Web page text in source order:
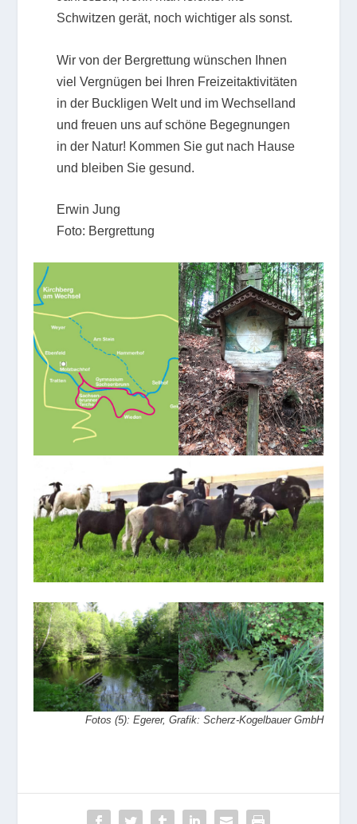
Schwitzen gerät, noch wichtiger als sonst.
Wir von der Bergrettung wünschen Ihnen
viel Vergnügen bei Ihren Freizeitaktivitäten
in der Buckligen Welt und im Wechselland
und freuen uns auf schöne Begegnungen
in der Natur! Kommen Sie gut nach Hause
und bleiben Sie gesund.
Erwin Jung
Foto: Bergrettung
Fotos (5): Egerer, Grafik: Scherz-Kogelbauer GmbH